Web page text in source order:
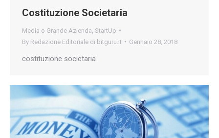
Costituzione Societaria
Media o Grande Azienda StartUp
By Redazione Editoriale di bitguru.it Gennaio 28, 2018
costituzione societaria